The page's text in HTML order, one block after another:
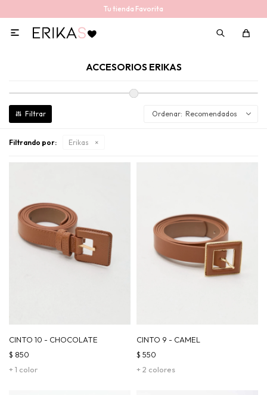
Tu tienda Favorita

ACCESORIOS ERIKAS
Recomendados
Filtrando por: Erikas
CINTO 10 - CHOCOLATE
+ 1 color
$ 850
CINTO 9 - CAMEL
+ 2 colores
$ 550